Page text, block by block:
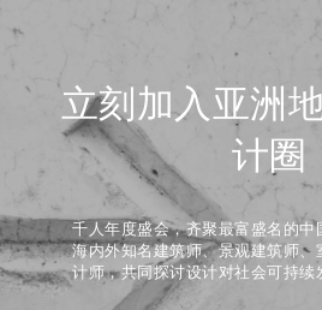
立刻加入亚洲
计圈
千人年度盛会，齐聚最富盛名的中
海内外知名建筑师、景观建筑师、
计师，共同探讨设计对社会可持续